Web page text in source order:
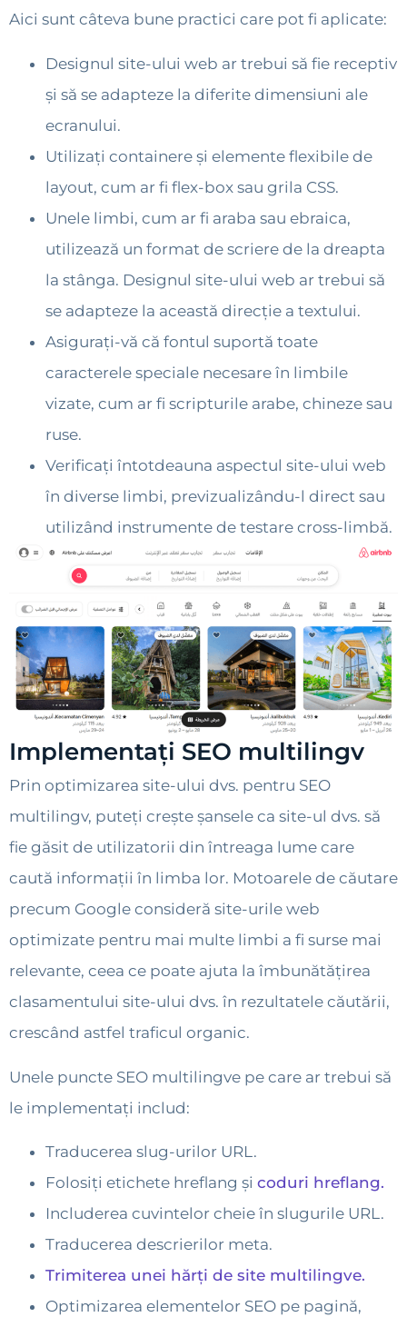
Aici sunt câteva bune practici care pot fi aplicate:
Designul site-ului web ar trebui să fie receptiv
și să se adapteze la diferite dimensiuni ale
ecranului.
Utilizați containere și elemente flexibile de
layout, cum ar fi flex-box sau grila CSS.
Unele limbi, cum ar fi araba sau ebraica,
utilizează un format de scriere de la dreapta
la stânga. Designul site-ului web ar trebui să
se adapteze la această direcție a textului.
Asigurați-vă că fontul suportă toate
caracterele speciale necesare în limbile
vizate, cum ar fi scripturile arabe, chineze sau
ruse.
Verificați întotdeauna aspectul site-ului web
în diverse limbi, previzualizându-l direct sau
utilizând instrumente de testare cross-limbă.
Implementați SEO multilingv
Prin optimizarea site-ului dvs. pentru SEO
multilingv, puteți crește șansele ca site-ul dvs. să
fie găsit de utilizatorii din întreaga lume care
caută informații în limba lor. Motoarele de căutare
precum Google consideră site-urile web
optimizate pentru mai multe limbi a fi surse mai
relevante, ceea ce poate ajuta la îmbunătățirea
clasamentului site-ului dvs. în rezultatele căutării,
crescând astfel traficul organic.
Unele puncte SEO multilingve pe care ar trebui să
le implementați includ:
Traducerea slug-urilor URL.
Folosiți etichete hreflang și coduri hreflang.
Includerea cuvintelor cheie în slugurile URL.
Traducerea descrierilor meta.
Trimiterea unei hărți de site multilingve.
Optimizarea elementelor SEO pe pagină,